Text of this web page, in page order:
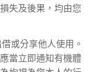
失及後果，均由您
或分享他人使用。
當立即通知有機體